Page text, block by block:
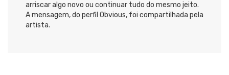
arriscar algo novo ou continuar tudo do mesmo jeito.
A mensagem, do perfil Obvious, foi compartilhada pela
artista.